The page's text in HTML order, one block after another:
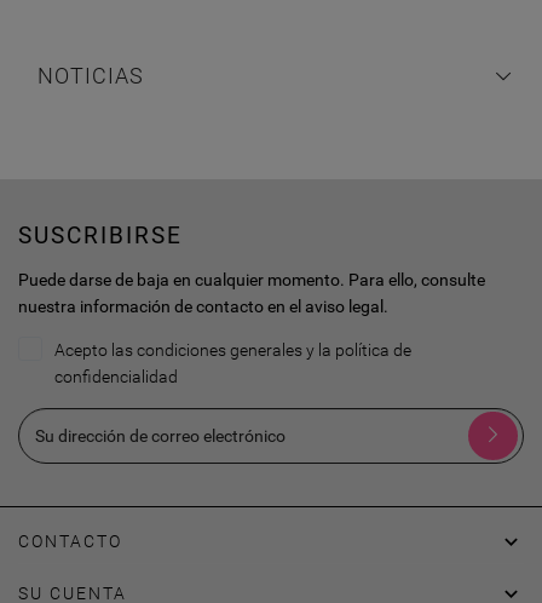
NOTICIAS
SUSCRIBIRSE
Puede darse de baja en cualquier momento. Para ello, consulte
nuestra información de contacto en el aviso legal.
Acepto las condiciones generales y la política de
confidencialidad
CONTACTO 
SU CUENTA 